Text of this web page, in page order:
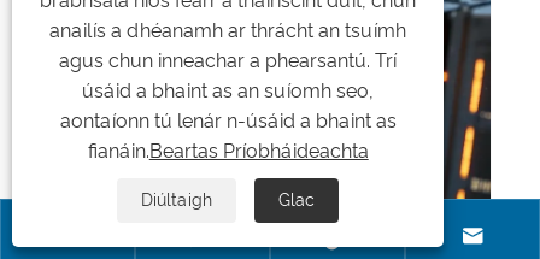

anailís a dhéanamh ar thrácht an tsuímh
agus chun inneachar a phearsantú. Trí
úsáid a bhaint as an suíomh seo,
aontaíonn tú lenár n-úsáid a bhaint as
fianáin.Beartas Príobháideachta
Diúltaigh Glac